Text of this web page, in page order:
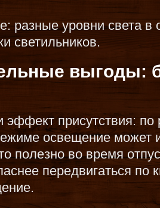
разные уровни света в
светильников.
выгоды:
эффект присутствия:
освещение может
полезно во время
передвигаться по